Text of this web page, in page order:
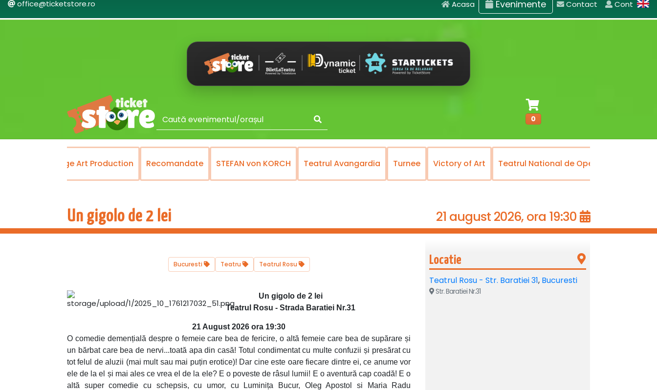
office@ticketstore.ro Acasa Evenimente Contact Cont
0
Prestige Art Production Recomandate STEFAN von KORCH Teatrul Avangardia Turnee Victory of Art Teatrul National de Opereta si Musical
Un gigolo de 2 lei 21 august 2026, ora 19:30
Bucuresti Teatru Teatrul Rosu
Un gigolo de 2 lei
Teatrul Rosu - Strada Baratiei Nr.31
21 August 2026 ora 19:30
O comedie demențială despre o femeie care bea de fericire, o altă femeie care bea de supărare și
un bărbat care bea de nervi...toată apa din casă! Totul condimentat cu multe confuzii și presărat cu
tot felul de aluzii (mai mult sau mai puțin erotice)! Dar cine este oare fiecare dintre ei, ce anume vor
ele de la el și mai ales ce vrea el de la ele? E o poveste de râsul lumii! E o aventură cap coadă! E o
altă super comedie cu schepsis, cu umor, cu Luminița Bucur, Oleg Apostol si Maria Radu
Locatie
Teatrul Rosu - Str. Baratiei 31, Bucuresti
Str. Baratiei Nr.31